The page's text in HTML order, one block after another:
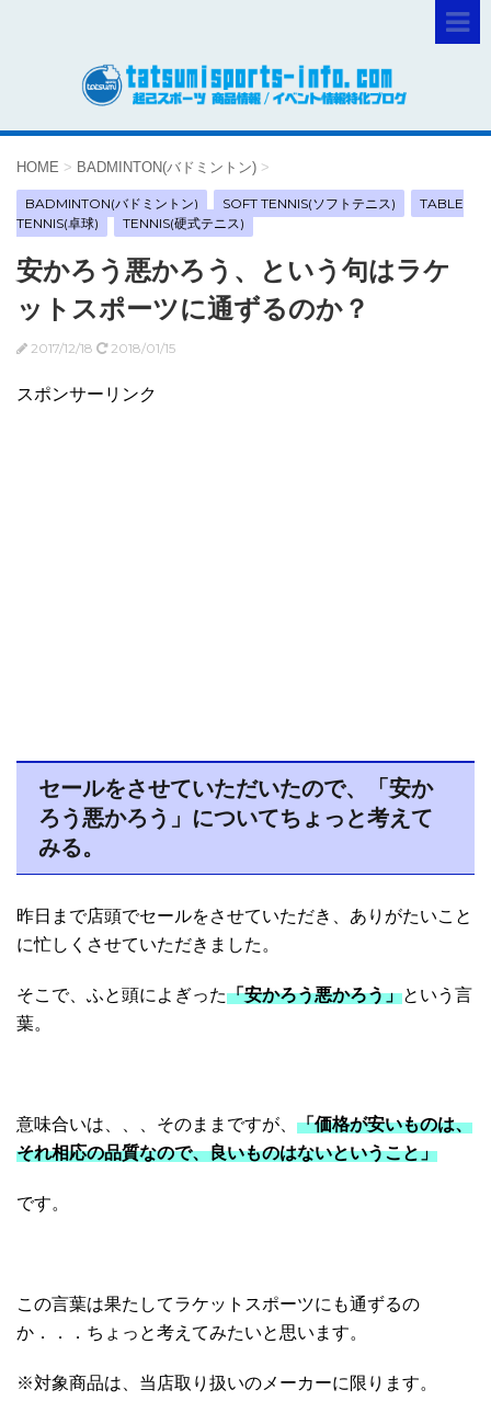
HOME > BADMINTON(バドミントン) >
BADMINTON(バドミントン) SOFT TENNIS(ソフトテニス)
TABLE
TENNIS(卓球)
TENNIS(硬式テニス)
安かろう悪かろう、という句はラケ
ットスポーツに通ずるのか？
2017/12/18 2018/01/15
スポンサーリンク
セールをさせていただいたので、「安か
ろう悪かろう」についてちょっと考えて
みる。
昨日まで店頭でセールをさせていただき、ありがたいこと
に忙しくさせていただきました。
そこで、ふと頭によぎった「安かろう悪かろう」という言
葉。
意味合いは、、、そのままですが、 「価格が安いものは、
それ相応の品質なので、良いものはないということ」
です。
この言葉は果たしてラケットスポーツにも通ずるの
か．．．ちょっと考えてみたいと思います。
※対象商品は、当店取り扱いのメーカーに限ります。